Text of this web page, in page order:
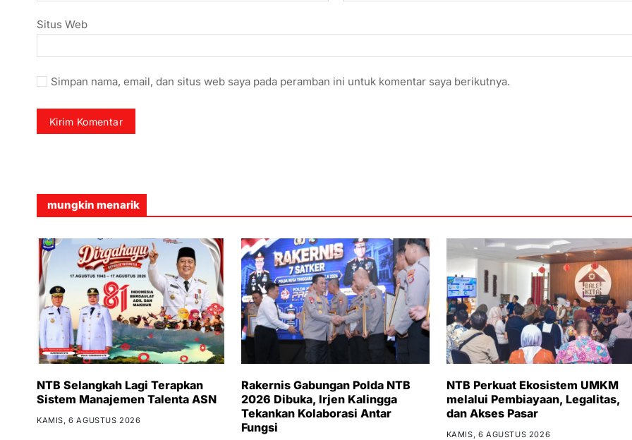
Situs Web
Simpan nama, email, dan situs web saya pada peramban ini untuk komentar saya berikutnya.
mungkin menarik
NTB Selangkah Lagi Terapkan
Sistem Manajemen Talenta ASN
KAMIS, 6 AGUSTUS 2026
Rakernis Gabungan Polda NTB
2026 Dibuka, Irjen Kalingga
Tekankan Kolaborasi Antar
Fungsi
NTB Perkuat Ekosistem UMKM
melalui Pembiayaan, Legalitas,
dan Akses Pasar
KAMIS, 6 AGUSTUS 2026